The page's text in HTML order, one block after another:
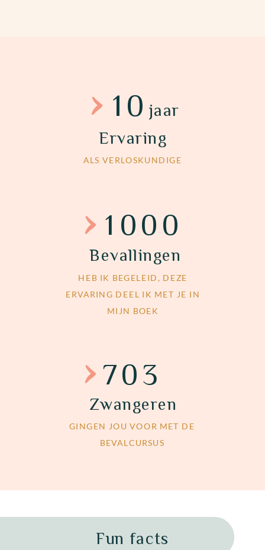
GINGEN JOU VOOR MET DE
BEVALCURSUS
HEB IK BEGELEID, DEZE
ERVARING DEEL IK MET JE IN
MIJN BOEK
ALS VERLOSKUNDIGE
10
1000
703
Bevallingen
Zwangeren
Ervaring
jaar
Fun facts